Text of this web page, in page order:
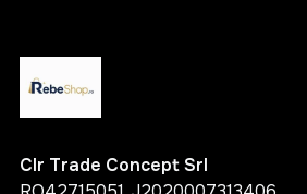
Cazcabel
CHIVAS
Cinzano
Clr Trade Concept Srl